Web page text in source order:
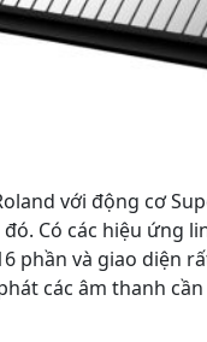
với động cơ
Có các hiệu ứng
phần và giao diện
các âm thanh